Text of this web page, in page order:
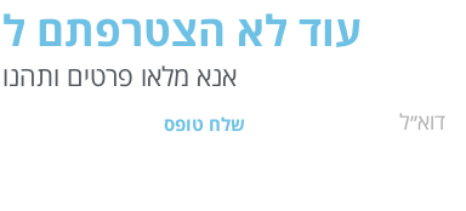
עוד לא הצטרפתם
אנא מלאו פרטים
שלח טופס